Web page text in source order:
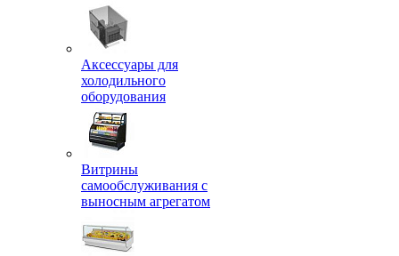
Аксессуары для
холодильного
оборудования
Витрины
самообслуживания с
выносным агрегатом